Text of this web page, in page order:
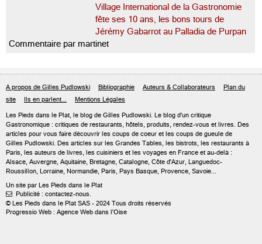
Village International de la Gastronomie
fête ses 10 ans, les bons tours de
Jérémy Gabarrot au Palladia de Purpan
Commentaire par martinet
A propos de Gilles Pudlowski Bibliographie Auteurs & Collaborateurs
Plan du
site
Ils en parlent... Mentions Légales
Les Pieds dans le Plat, le blog de Gilles Pudlowski. Le blog d'un critique
Gastronomique : critiques de restaurants, hôtels, produits, rendez-vous et livres. Des
articles pour vous faire découvrir les coups de coeur et les coups de gueule de
Gilles Pudlowski. Des articles sur les Grandes Tables, les bistrots, les restaurants à
Paris, les auteurs de livres, les cuisiniers et les voyages en France et au-delà :
Alsace, Auvergne, Aquitaine, Bretagne, Catalogne, Côte d'Azur, Languedoc-
Roussillon, Lorraine, Normandie, Paris, Pays Basque, Provence, Savoie...
Un site par Les Pieds dans le Plat
 Publicité : contactez-nous.
© Les Pieds dans le Plat SAS - 2024 Tous droits réservés
Progressio Web : Agence Web dans l'Oise